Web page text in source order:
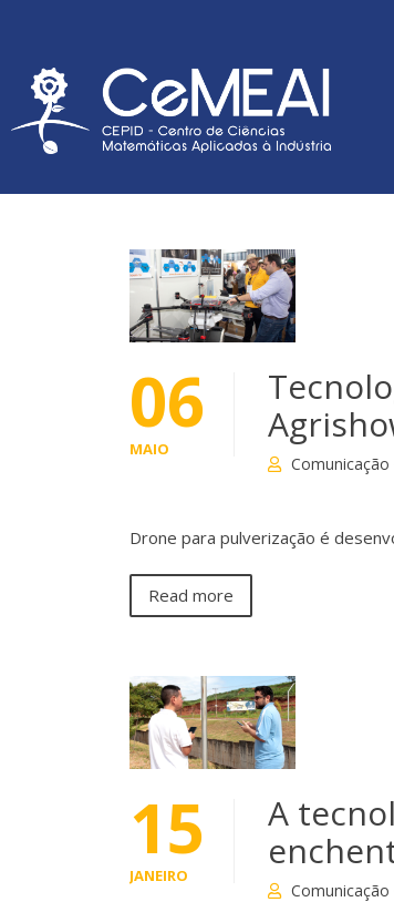
06
MAIO
Comunicação
Drone para pulverização é
Read more
15
JANEIRO
A
Comunicação